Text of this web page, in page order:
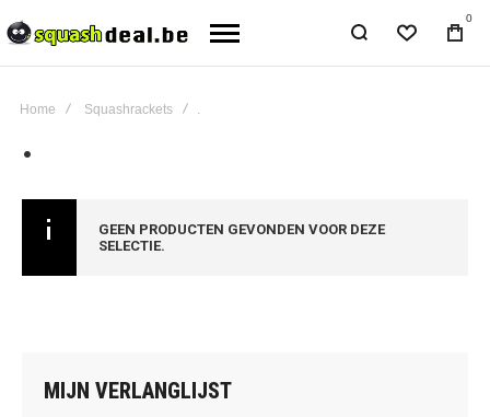
0
Home Squashrackets .
.
GEEN PRODUCTEN GEVONDEN VOOR DEZE
SELECTIE.
MIJN VERLANGLIJST